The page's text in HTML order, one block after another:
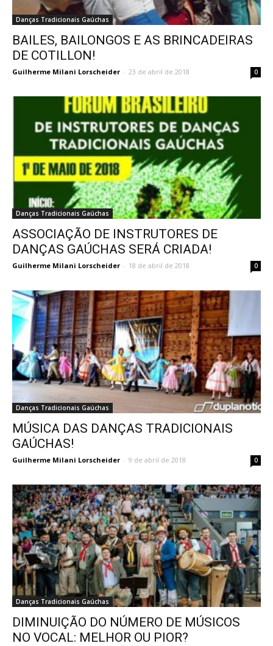
Danças Tradicionais Gaúchas
BAILES, BAILONGOS E AS BRINCADEIRAS
DE COTILLON!
Guilherme Milani Lorscheider - 23 de abril de 2018 0
Danças Tradicionais Gaúchas
ASSOCIAÇÃO DE INSTRUTORES DE
DANÇAS GAÚCHAS SERÁ CRIADA!
Guilherme Milani Lorscheider - 18 de abril de 2018 0
Danças Tradicionais Gaúchas
MÚSICA DAS DANÇAS TRADICIONAIS
GAÚCHAS!
Guilherme Milani Lorscheider - 9 de abril de 2018 0
Danças Tradicionais Gaúchas
DIMINUIÇÃO DO NÚMERO DE MÚSICOS
NO VOCAL: MELHOR OU PIOR?